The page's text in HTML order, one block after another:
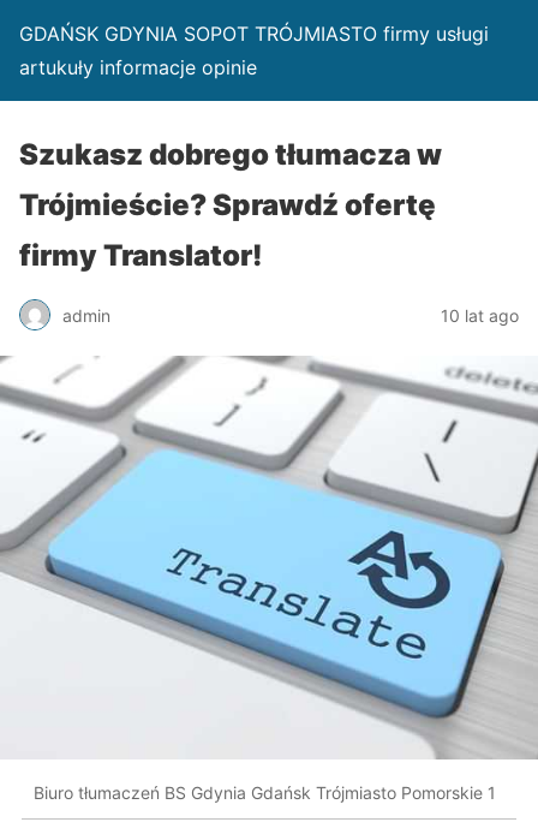
GDAŃSK GDYNIA SOPOT TRÓJMIASTO firmy usługi
artukuły informacje opinie
Szukasz dobrego tłumacza w
Trójmieście? Sprawdź ofertę
firmy Translator!
admin 10 lat ago
Biuro tłumaczeń BS Gdynia Gdańsk Trójmiasto Pomorskie 1